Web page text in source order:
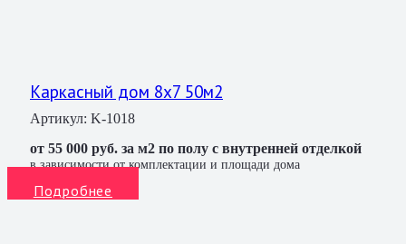
Каркасный дом 8х7 50м2
Артикул: K-1018
от 55 000 руб. за м2 по полу с внутренней отделкой
в зависимости от комплектации и площади дома
Подробнее